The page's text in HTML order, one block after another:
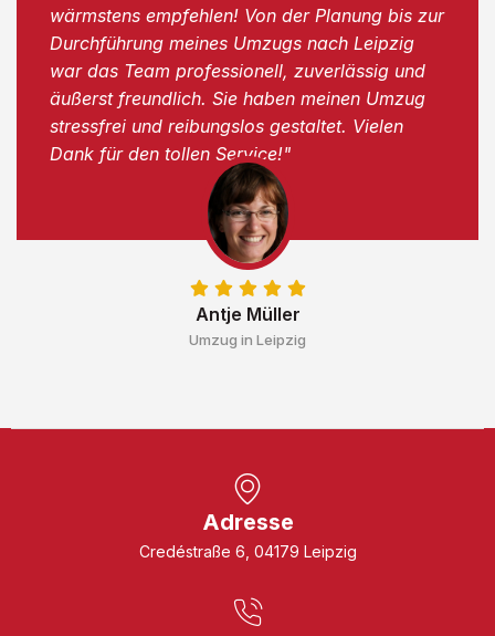
Antje Müller
Umzug in Leipzig
wärmstens empfehlen! Von der Planung bis zur
Durchführung meines Umzugs nach Leipzig
war das Team professionell, zuverlässig und
äußerst freundlich. Sie haben meinen Umzug
stressfrei und reibungslos gestaltet. Vielen
Dank für den tollen Service!"
Adresse
Credéstraße 6, 04179 Leipzig